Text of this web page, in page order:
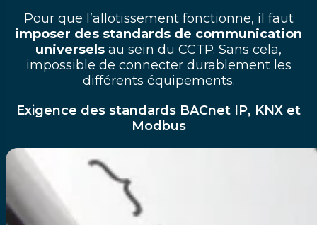
Pour que l’allotissement fonctionne, il faut
imposer des standards de communication
universels au sein du CCTP. Sans cela,
impossible de connecter durablement les
différents équipements.
Exigence des standards BACnet IP, KNX et
Modbus